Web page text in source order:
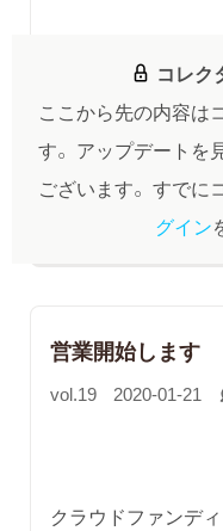
コレク
ここから先の内容は
す。 アップデートを
ございます。 すでに
グイン
営業開始します
vol.19 2020-01-21
クラウドファンデ